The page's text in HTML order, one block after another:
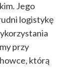
Jego
logistykę
przy
którą